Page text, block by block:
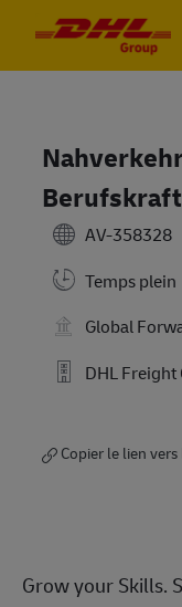
AV-358328
Temps plein
Global
DHL Freight
Copier le lien vers
Grow your Skills.